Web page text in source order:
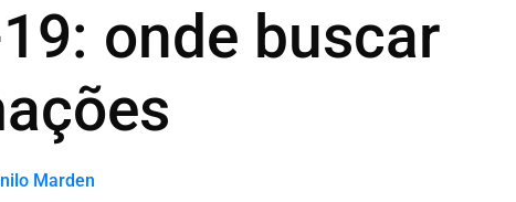
onde buscar
Marden